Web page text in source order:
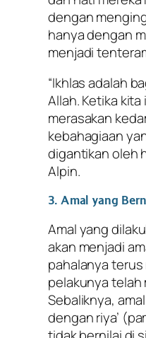
dengan
hanya dengan
menjadi
“Ikhlas adalah
Allah. Ketika
merasakan
kebahagiaan
digantikan oleh
Alpin.
3. Amal yang
Amal yang
akan menjadi
pahalanya
pelakunya telah
Sebaliknya,
dengan riya’